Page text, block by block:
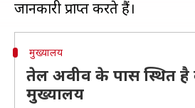
मुख्यालय
तेल अवीव के पास स्थित है
मुख्यालय